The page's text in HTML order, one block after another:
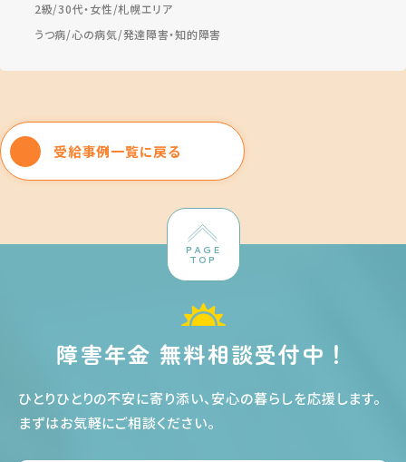
2級 30代・女性 札幌エリア
うつ病 心の病気 発達障害・知的障害
受給事例一覧に戻る
PAGE
TOP
障害年金 無料相談受付中！
ひとりひとりの不安に寄り添い、安心の暮らしを応援します。
まずはお気軽にご相談ください。